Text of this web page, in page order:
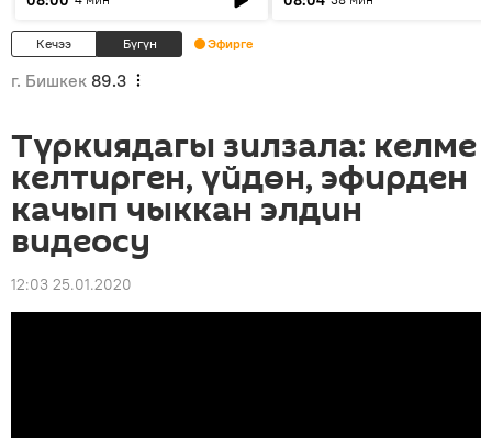
Кечээ Бүгүн Эфирге
г. Бишкек 89.3
Түркиядагы зилзала: келме
келтирген, үйдөн, эфирден
качып чыккан элдин
видеосу
12:03 25.01.2020